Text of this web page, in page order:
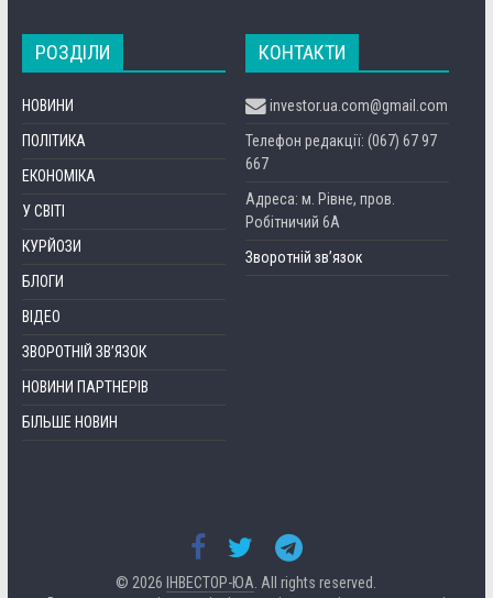
РОЗДІЛИ
НОВИНИ
ПОЛІТИКА
ЕКОНОМІКА
У СВІТІ
КУРЙОЗИ
БЛОГИ
ВІДЕО
ЗВОРОТНІЙ ЗВ’ЯЗОК
НОВИНИ ПАРТНЕРІВ
БІЛЬШЕ НОВИН
КОНТАКТИ
investor.ua.com@gmail.com
Телефон редакції: (067) 67 97
667
Адреса: м. Рівне, пров.
Робітничий 6А
Зворотній зв’язок
© 2026 ІНВЕСТОР-ЮА. All rights reserved.